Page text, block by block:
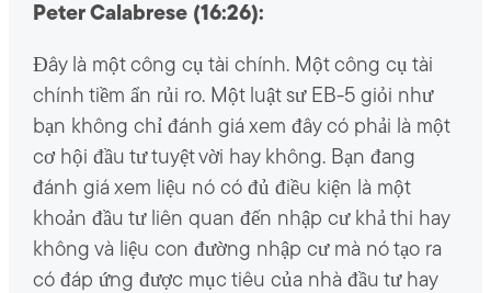
Peter Calabrese (16:26):
Đây là một công cụ tài chính. Một công cụ tài
chính tiềm ẩn rủi ro. Một luật sư EB-5 giỏi như
bạn không chỉ đánh giá xem đây có phải là một
cơ hội đầu tư tuyệt vời hay không. Bạn đang
đánh giá xem liệu nó có đủ điều kiện là một
khoản đầu tư liên quan đến nhập cư khả thi hay
không và liệu con đường nhập cư mà nó tạo ra
có đáp ứng được mục tiêu của nhà đầu tư hay